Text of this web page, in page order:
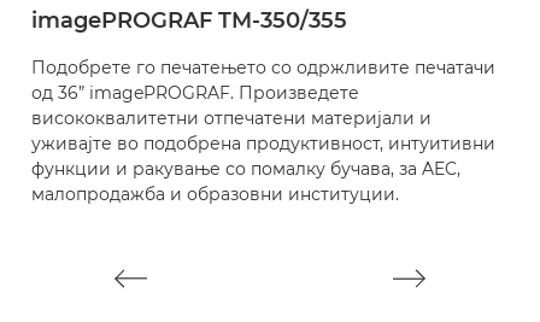
imagePROGRAF TM-350/355
Подобрете го печатењето со одржливите печатачи
од 36” imagePROGRAF. Произведете
висококвалитетни отпечатени материјали и
уживајте во подобрена продуктивност, интуитивни
функции и ракување со помалку бучава, за AEC,
малопродажба и образовни институции.